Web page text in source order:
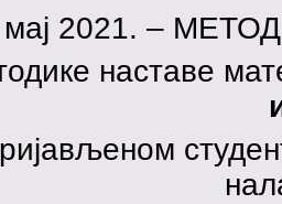
мај 2021. –
наставе